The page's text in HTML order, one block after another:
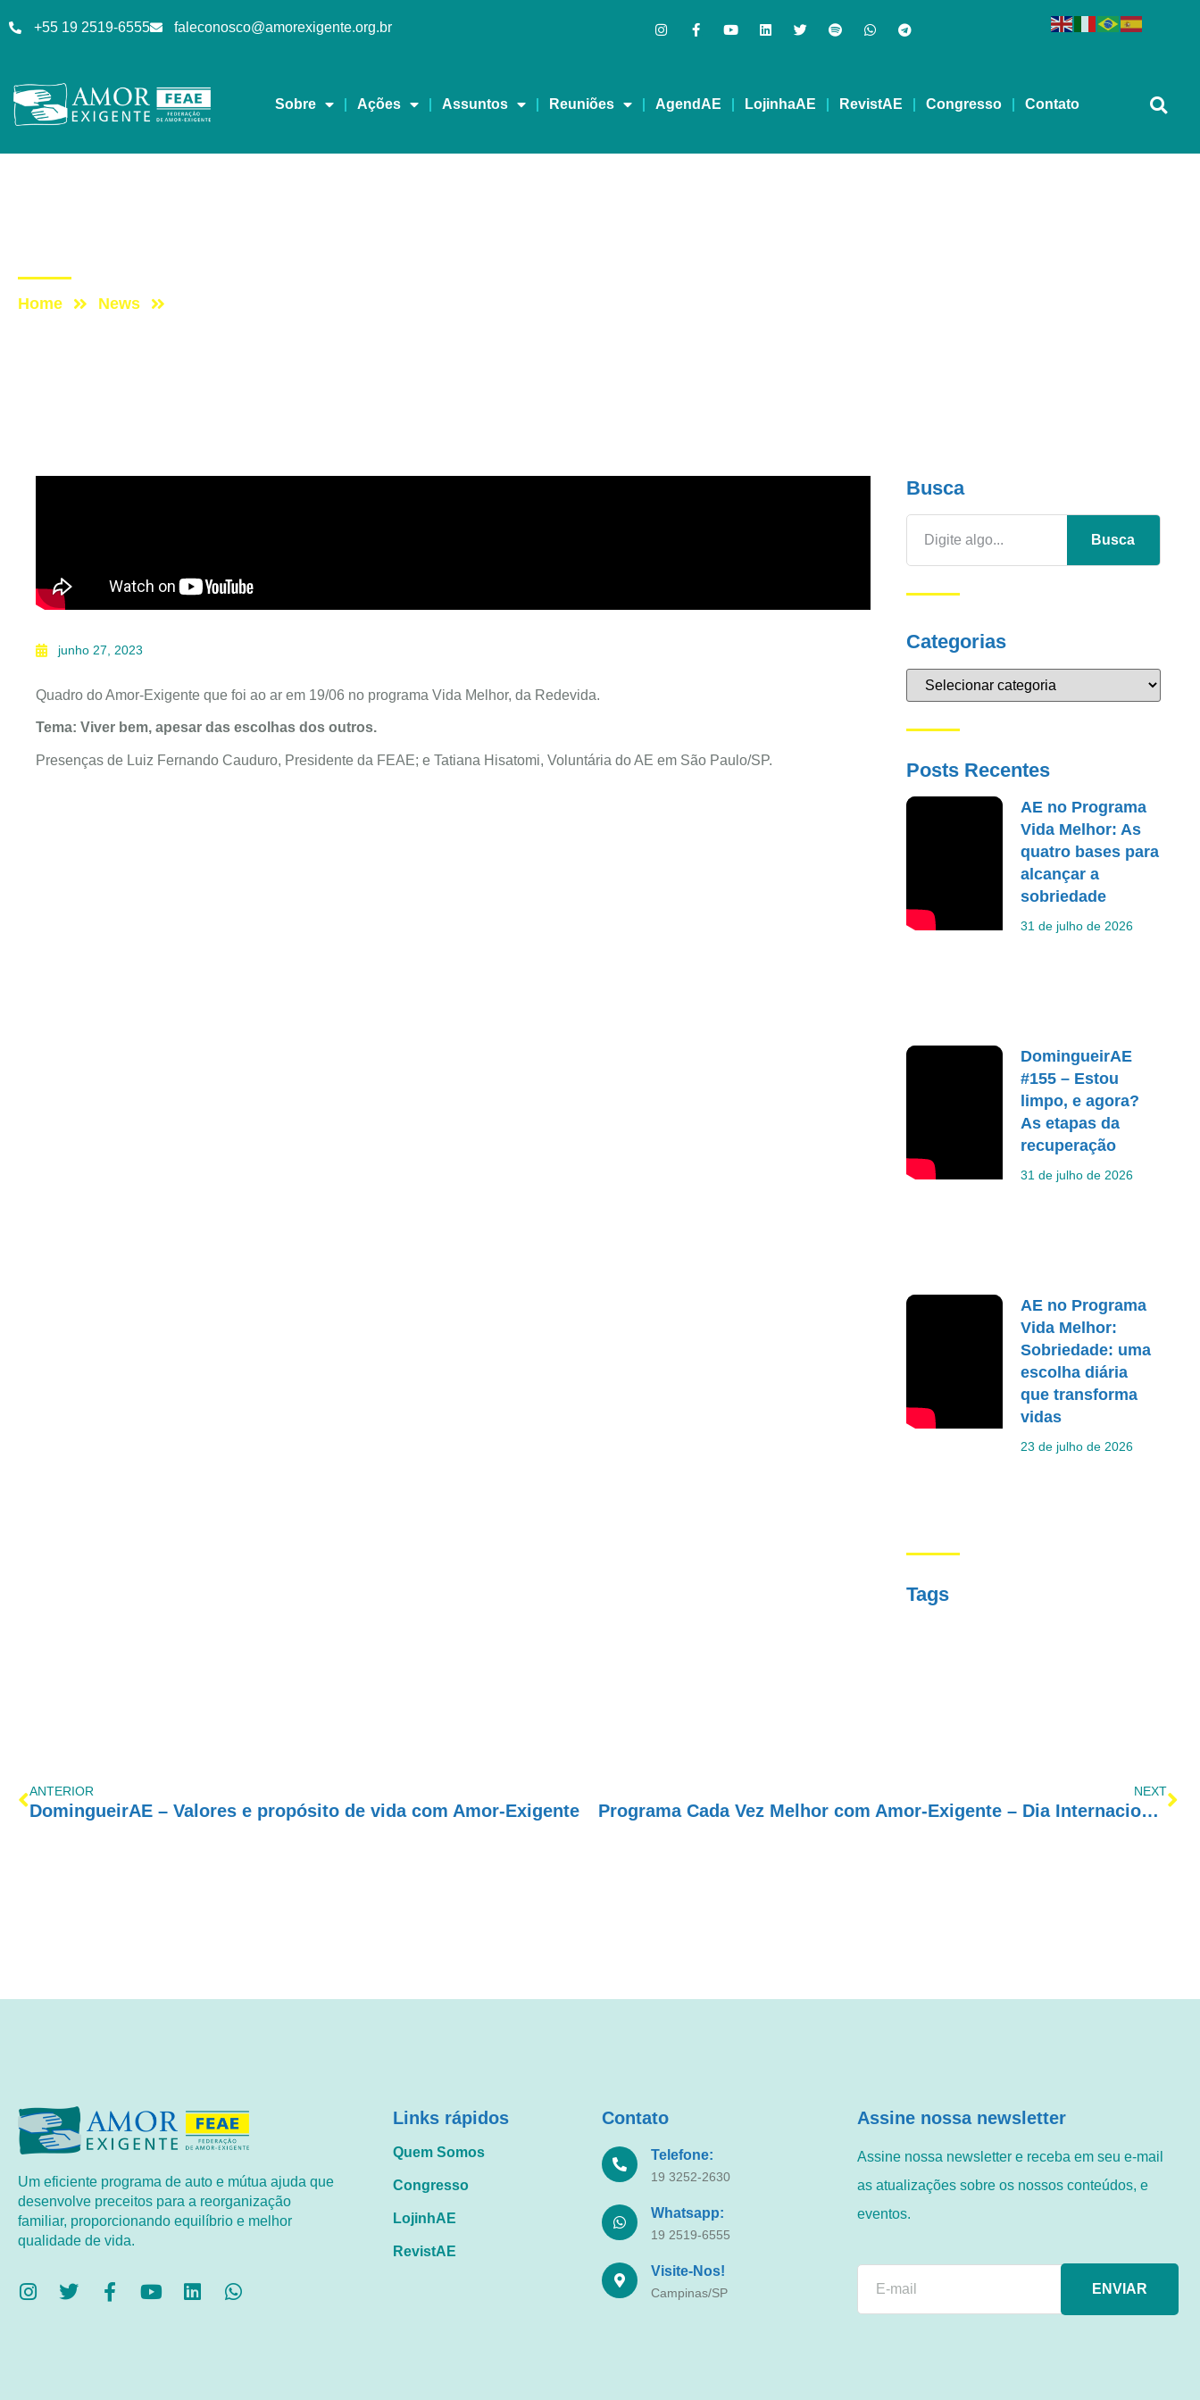
+55 19 2519-6555 faleconosco@amorexigente.org.br
Sobre Ações Assuntos Reuniões AgendAE LojinhaAE RevistAE Congresso Contato
Home News
junho 27, 2023
Quadro do Amor-Exigente que foi ao ar em 19/06 no programa Vida Melhor, da Redevida.
Tema: Viver bem, apesar das escolhas dos outros.
Presenças de Luiz Fernando Cauduro, Presidente da FEAE; e Tatiana Hisatomi, Voluntária do AE em São Paulo/SP.
Busca
Busca
Categorias
Posts Recentes
AE no Programa
Vida Melhor: As
quatro bases para
alcançar a
sobriedade
31 de julho de 2026
DomingueirAE
#155 – Estou
limpo, e agora?
As etapas da
recuperação
31 de julho de 2026
AE no Programa
Vida Melhor:
Sobriedade: uma
escolha diária
que transforma
vidas
23 de julho de 2026
Tags
ANTERIOR
DomingueirAE – Valores e propósito de vida com Amor-Exigente
NEXT
Programa Cada Vez Melhor com Amor-Exigente – Dia Internacional de Combate às Drogas
Um eficiente programa de auto e mútua ajuda que
desenvolve preceitos para a reorganização
familiar, proporcionando equilíbrio e melhor
qualidade de vida.
Links rápidos
Quem Somos
Congresso
LojinhAE
RevistAE
Contato
Telefone:
19 3252-2630
Whatsapp:
19 2519-6555
Visite-Nos!
Campinas/SP
Assine nossa newsletter
Assine nossa newsletter e receba em seu e-mail
as atualizações sobre os nossos conteúdos, e
eventos.
ENVIAR